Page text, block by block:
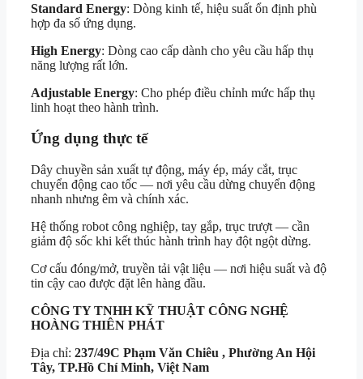
Standard Energy: Dòng kinh tế, hiệu suất ổn định phù
hợp đa số ứng dụng.
High Energy: Dòng cao cấp dành cho yêu cầu hấp thụ
năng lượng rất lớn.
Adjustable Energy: Cho phép điều chỉnh mức hấp thụ
linh hoạt theo hành trình.
Ứng dụng thực tế
Dây chuyền sản xuất tự động, máy ép, máy cắt, trục
chuyển động cao tốc — nơi yêu cầu dừng chuyển động
nhanh nhưng êm và chính xác.
Hệ thống robot công nghiệp, tay gắp, trục trượt — cần
giảm độ sốc khi kết thúc hành trình hay đột ngột dừng.
Cơ cấu đóng/mở, truyền tải vật liệu — nơi hiệu suất và độ
tin cậy cao được đặt lên hàng đầu.
CÔNG TY TNHH KỸ THUẬT CÔNG NGHỆ
HOÀNG THIÊN PHÁT
Địa chỉ: 237/49C Phạm Văn Chiêu , Phường An Hội
Tây, TP.Hồ Chí Minh, Việt Nam